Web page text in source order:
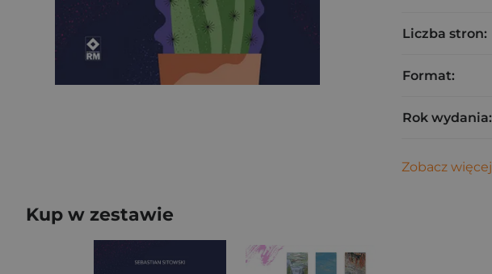
Liczba stron:
Format:
Rok wydania:
Zobacz więcej
Kup w zestawie